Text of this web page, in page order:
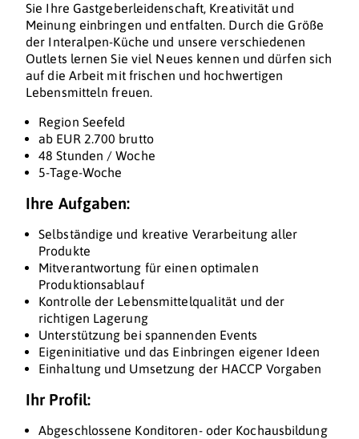
Sie Ihre Gastgeberleidenschaft, Kreativität und
Meinung einbringen und entfalten. Durch die Größe
der Interalpen-Küche und unsere verschiedenen
Outlets lernen Sie viel Neues kennen und dürfen sich
auf die Arbeit mit frischen und hochwertigen
Lebensmitteln freuen.
Region Seefeld
ab EUR 2.700 brutto
48 Stunden / Woche
5-Tage-Woche
Ihre Aufgaben:
Selbständige und kreative Verarbeitung aller
Produkte
Mitverantwortung für einen optimalen
Produktionsablauf
Kontrolle der Lebensmittelqualität und der
richtigen Lagerung
Unterstützung bei spannenden Events
Eigeninitiative und das Einbringen eigener Ideen
Einhaltung und Umsetzung der HACCP Vorgaben
Ihr Profil:
Abgeschlossene Konditoren- oder Kochausbildung